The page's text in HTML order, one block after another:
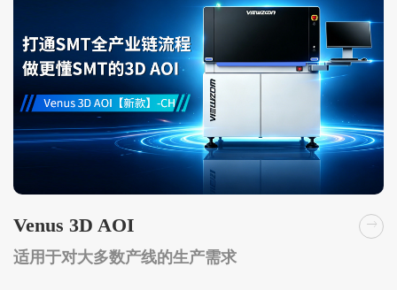
Venus 3D AOI
适用于对大多数产线的生产需求